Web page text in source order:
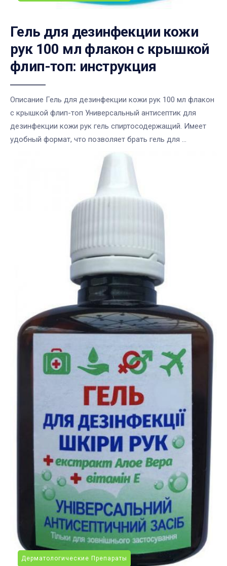
Гель для дезинфекции кожи
рук 100 мл флакон с крышкой
флип-топ: инструкция
Описание Гель для дезинфекции кожи рук 100 мл флакон
с крышкой флип-топ Универсальный антисептик для
дезинфекции кожи рук гель спиртосодержащий. Имеет
удобный формат, что позволяет брать гель для ...
Дерматологические Препараты